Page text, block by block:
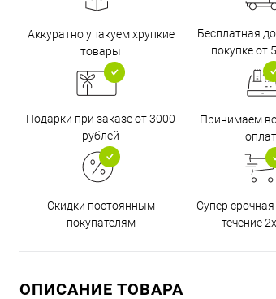
Аккуратно упакуем хрупкие
товары
Бесплатная
покупке от
Подарки при заказе от 3000
рублей
Принимаем
Скидки постоянным
покупателям
Супер
течение
ОПИСАНИЕ ТОВАРА